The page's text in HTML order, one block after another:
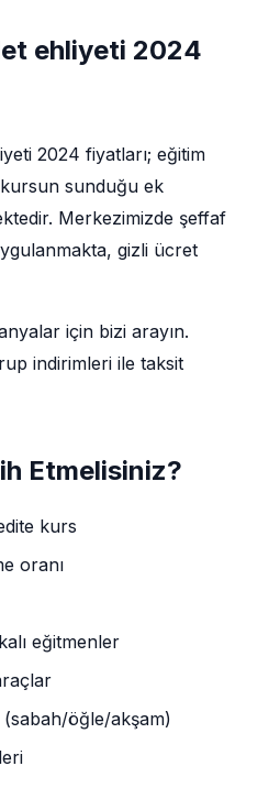
ehliyeti 2024
2024 fiyatları; eğitim
kursun sunduğu ek
Merkezimizde şeffaf
gizli ücret
için bizi arayın.
indirimleri ile taksit
Etmelisiniz?
kurs
oranı
eğitmenler
(sabah/öğle/akşam)